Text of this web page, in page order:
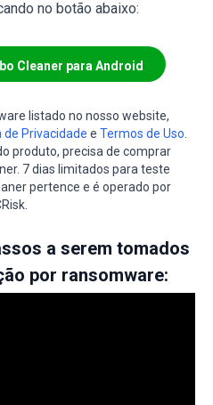
no botão abaixo:
Cleaner para Android
listado no nosso website,
de Privacidade e Termos de Uso.
produto, precisa de comprar
7 dias limitados para teste
pertence e é operado por
a serem tomados
por ransomware: